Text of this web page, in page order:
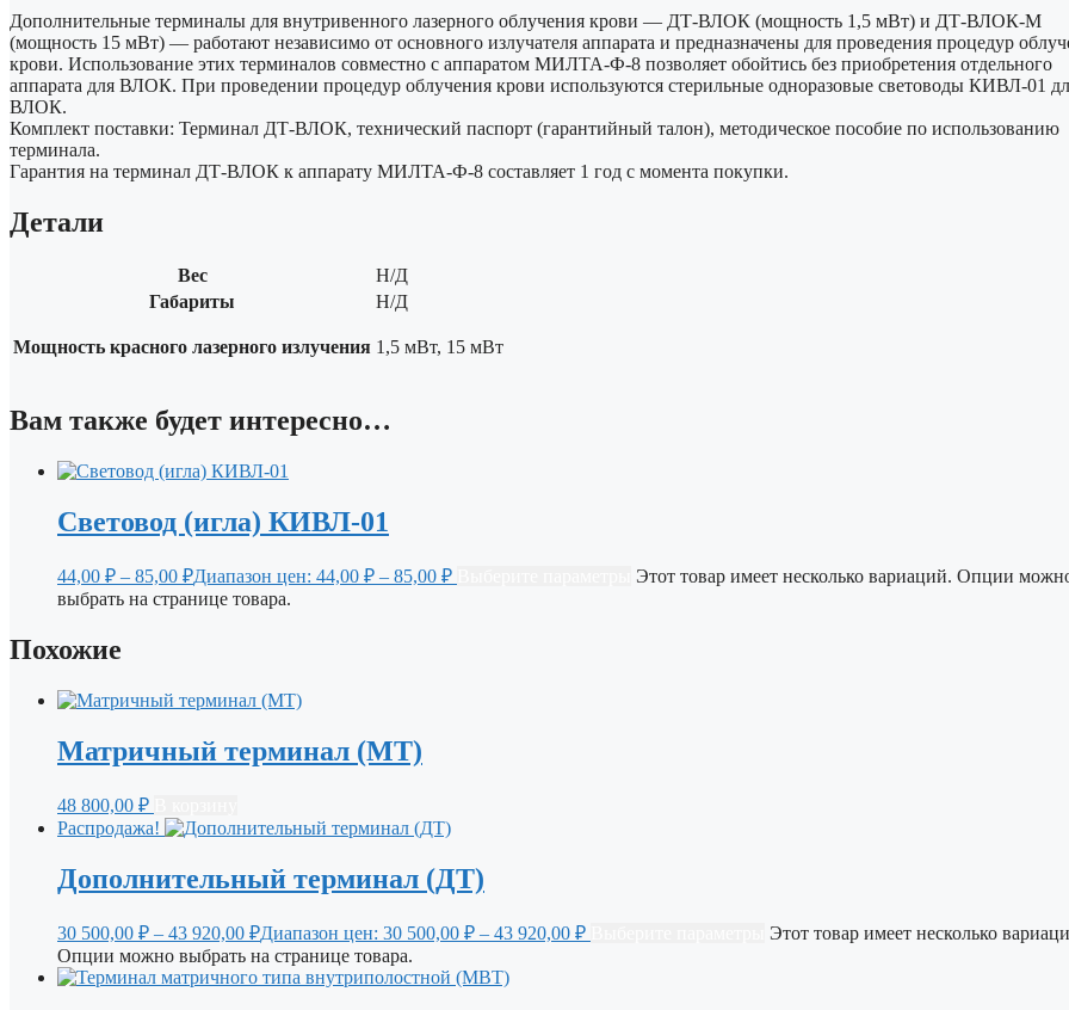
Дополнительные терминалы для внутривенного лазерного облучения крови — ДТ-ВЛОК (мощность 1,5 мВт) и ДТ-ВЛОК-М
(мощность 15 мВт) — работают независимо от основного излучателя аппарата и предназначены для проведения процедур
крови. Использование этих терминалов совместно с аппаратом МИЛТА-Ф-8 позволяет обойтись без приобретения отдельного
аппарата для ВЛОК. При проведении процедур облучения крови используются стерильные одноразовые световоды КИВЛ-01
ВЛОК.
Комплект поставки: Терминал ДТ-ВЛОК, технический паспорт (гарантийный талон), методическое пособие по использованию
терминала.
Гарантия на терминал ДТ-ВЛОК к аппарату МИЛТА-Ф-8 составляет 1 год с момента покупки.
Детали
Вес
Н/Д
Габариты
Н/Д
Мощность красного лазерного излучения 1,5 мВт, 15 мВт
Вам также будет интересно…
Световод (игла) КИВЛ-01
44,00 ₽ – 85,00 ₽Диапазон цен: 44,00 ₽ – 85,00 ₽
Этот товар имеет несколько вариаций. Опции
выбрать на странице товара.
Похожие
Матричный терминал (МТ)
48 800,00 ₽
Распродажа!
Дополнительный терминал (ДТ)
30 500,00 ₽ – 43 920,00 ₽Диапазон цен: 30 500,00 ₽ – 43 920,00 ₽
Этот товар имеет несколько
Опции можно выбрать на странице товара.